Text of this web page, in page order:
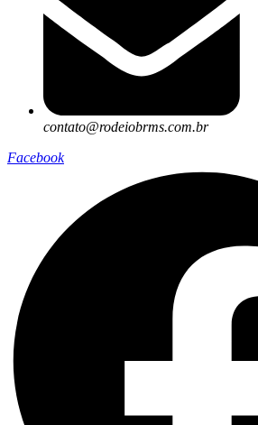
contato@rodeiobrms.com.br
Facebook